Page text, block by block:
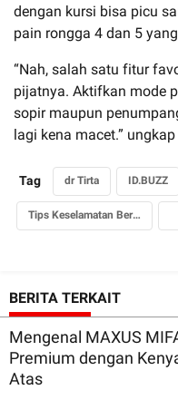
dengan kursi bisa picu
pain rongga 4 dan 5
“Nah, salah satu fitur
pijatnya. Aktifkan mode
sopir maupun
lagi kena macet.”
Tag dr Tirta ID.BUZZ
Tips Keselamatan Berkendara
BERITA TERKAIT
Mengenal MAXUS
Premium dengan
Atas